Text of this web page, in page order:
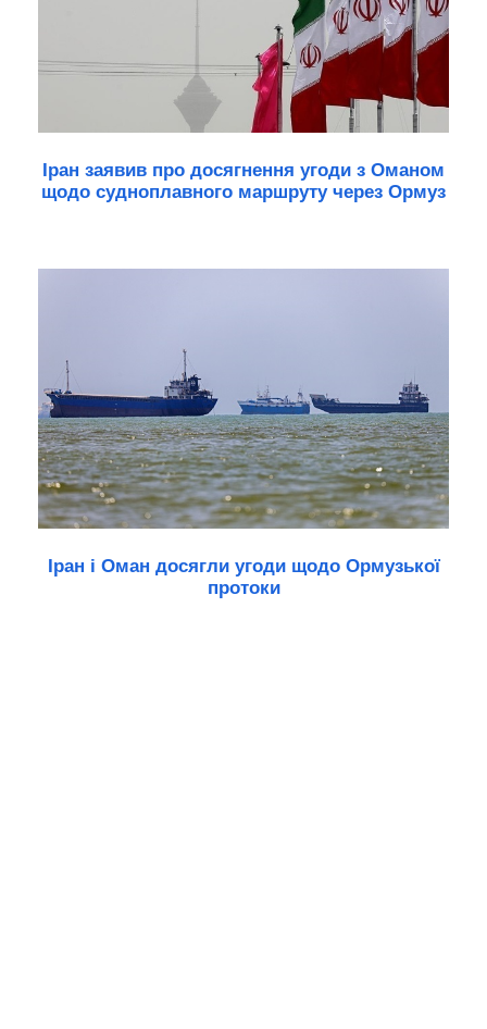
Іран заявив про досягнення угоди з Оманом
щодо судноплавного маршруту через Ормуз
Іран і Оман досягли угоди щодо Ормузької
протоки